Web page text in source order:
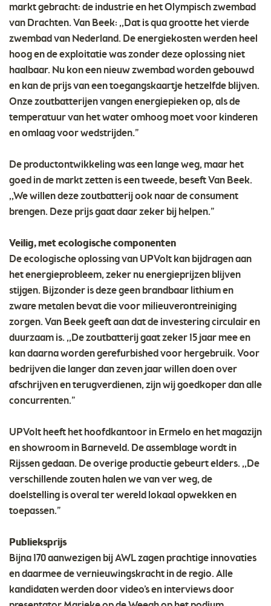
markt gebracht: de industrie en het Olympisch zwembad
van Drachten. Van Beek: ,,Dat is qua grootte het vierde
zwembad van Nederland. De energiekosten werden heel
hoog en de exploitatie was zonder deze oplossing niet
haalbaar. Nu kon een nieuw zwembad worden gebouwd
en kan de prijs van een toegangskaartje hetzelfde blijven.
Onze zoutbatterijen vangen energiepieken op, als de
temperatuur van het water omhoog moet voor kinderen
en omlaag voor wedstrijden.”
De productontwikkeling was een lange weg, maar het
goed in de markt zetten is een tweede, beseft Van Beek.
,,We willen deze zoutbatterij ook naar de consument
brengen. Deze prijs gaat daar zeker bij helpen.”
Veilig, met ecologische componenten
De ecologische oplossing van UPVolt kan bijdragen aan
het energieprobleem, zeker nu energieprijzen blijven
stijgen. Bijzonder is deze geen brandbaar lithium en
zware metalen bevat die voor milieuverontreiniging
zorgen. Van Beek geeft aan dat de investering circulair en
duurzaam is. ,,De zoutbatterij gaat zeker 15 jaar mee en
kan daarna worden gerefurbished voor hergebruik. Voor
bedrijven die langer dan zeven jaar willen doen over
afschrijven en terugverdienen, zijn wij goedkoper dan alle
concurrenten.”
UPVolt heeft het hoofdkantoor in Ermelo en het magazijn
en showroom in Barneveld. De assemblage wordt in
Rijssen gedaan. De overige productie gebeurt elders. ,,De
verschillende zouten halen we van ver weg, de
doelstelling is overal ter wereld lokaal opwekken en
toepassen.”
Publieksprijs
Bijna 170 aanwezigen bij AWL zagen prachtige innovaties
en daarmee de vernieuwingskracht in de regio. Alle
kandidaten werden door video’s en interviews door